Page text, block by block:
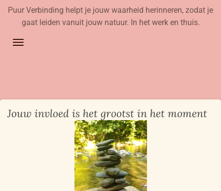
Ga
direct
de
Puur Verbinding helpt je jouw waarheid herinneren, zodat je
gaat leiden vanuit jouw natuur. In het werk en thuis.
Jouw invloed is het grootst in het moment